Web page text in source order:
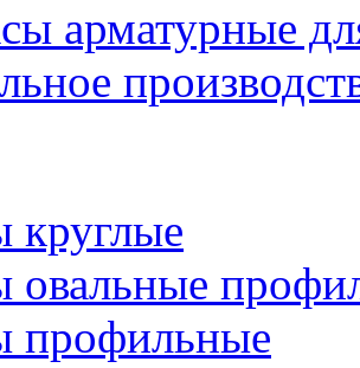
арматурные
круглые
овальные
профильные